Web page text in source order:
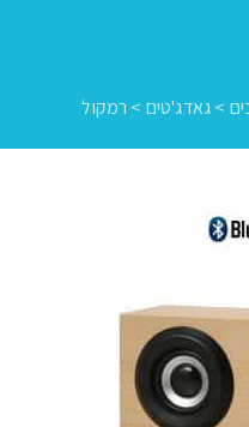
>גאדג'טים > רמקול
>גאדג'טים